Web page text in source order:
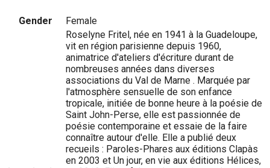
Gender Female
Roselyne Fritel, née en 1941 à la Guadeloupe,
vit en région parisienne depuis 1960,
animatrice d'ateliers d'écriture durant de
nombreuses années dans diverses
associations du Val de Marne . Marquée par
l'atmosphère sensuelle de son enfance
tropicale, initiée de bonne heure à la poésie de
Saint John-Perse, elle est passionnée de
poésie contemporaine et essaie de la faire
connaître autour d'elle. Elle a publié deux
recueils : Paroles-Phares aux éditions Clapàs
en 2003 et Un jour, en vie aux éditions Hélices,